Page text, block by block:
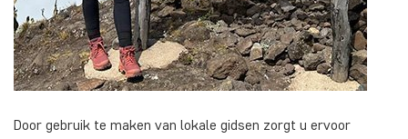
Door gebruik te maken van lokale gidsen zorgt u ervoor